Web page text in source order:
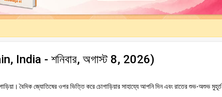
India - শনিবার, অগাস্ট 8, 2026)
বৈদিক জ্যোতিষের ওপর ভিত্তি করে চোগাড়িয়ার সাহায্যে আপনি দিন এবং রাতের শুভ-অশুভ মুহূর্ত